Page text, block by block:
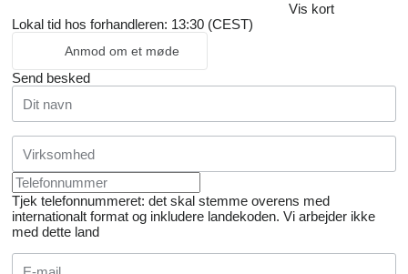
Vis kort
Lokal tid hos forhandleren: 13:30 (CEST)
Anmod om et møde
Send besked
Tjek telefonnummeret: det skal stemme overens med
internationalt format og inkludere landekoden. Vi arbejder ikke
med dette land